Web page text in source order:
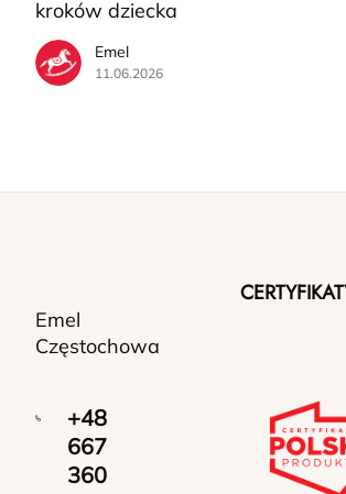
kroków dziecka
Emel
11.06.2026
Emel
Częstochowa
+48
667
360